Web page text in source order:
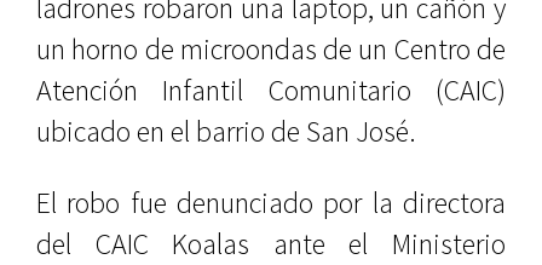
ladrones robaron una laptop, un cañón y
un horno de microondas de un Centro de
Atención Infantil Comunitario (CAIC)
ubicado en el barrio de San José.
El robo fue denunciado por la directora
del CAIC Koalas ante el Ministerio